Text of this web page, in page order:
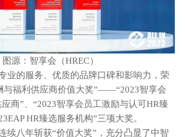
图源：智享会（HREC）
业的服务、优质的品牌口碑和影响力，荣
与福利供应商价值大奖”——“2023智享会
商”、“2023智享会员工激励与认可HR臻
HR臻选服务机构”三项大奖。
续八年斩获“价值大奖”，充分凸显了中智